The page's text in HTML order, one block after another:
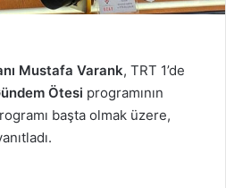
Mustafa Varank, TRT 1’de
Ötesi programının
başta olmak üzere,